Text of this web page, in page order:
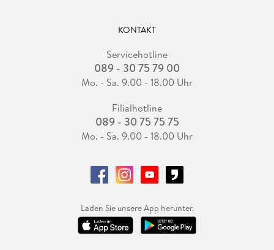
KONTAKT
Servicehotline
089 - 30 75 79 00
Mo. - Sa. 9.00 - 18.00 Uhr
Filialhotline
089 - 30 75 75 75
Mo. - Sa. 9.00 - 18.00 Uhr
Laden Sie unsere App herunter.